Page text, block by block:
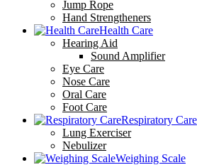
Jump Rope
Hand Strengtheners
Health Care
Hearing Aid
Sound Amplifier
Eye Care
Nose Care
Oral Care
Foot Care
Respiratory Care
Lung Exerciser
Nebulizer
Weighing Scale